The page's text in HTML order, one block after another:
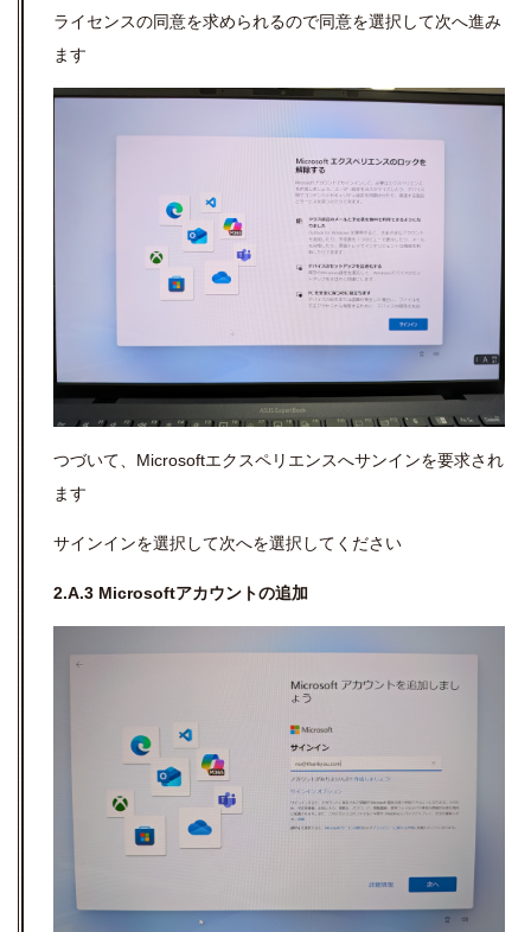
ライセンスの同意を求められるので同意を選択して次へ進み
ます
つづいて、Microsoftエクスペリエンスへサンインを要求され
ます
サインインを選択して次へを選択してください
2.A.3 Microsoftアカウントの追加